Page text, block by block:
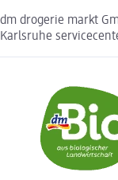
dm drogerie markt
Karlsruhe